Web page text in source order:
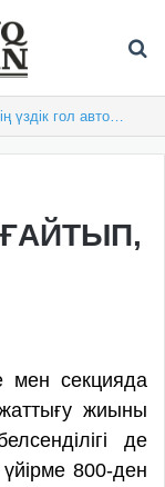
секцияда
жаттығу жиыны
де
800-ден